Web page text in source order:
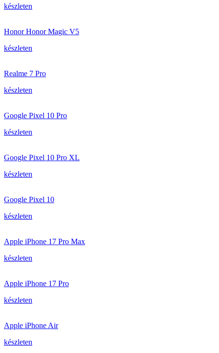
készleten
Honor Honor Magic V5
készleten
Realme 7 Pro
készleten
Google Pixel 10 Pro
készleten
Google Pixel 10 Pro XL
készleten
Google Pixel 10
készleten
Apple iPhone 17 Pro Max
készleten
Apple iPhone 17 Pro
készleten
Apple iPhone Air
készleten